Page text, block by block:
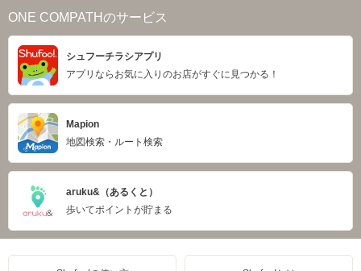
ONE COMPATHのサービス
シュフーチラシアプリ
アプリならお気に入りのお店がすぐに見つかる！
Mapion
地図検索・ルート検索
aruku&（あるくと）
歩いてポイントが貯まる